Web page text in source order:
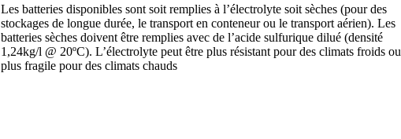
Les batteries disponibles sont soit remplies à l’électrolyte soit sèches (pour des
stockages de longue durée, le transport en conteneur ou le transport aérien). Les
batteries sèches doivent être remplies avec de l’acide sulfurique dilué (densité
1,24kg/l @ 20ºC). L’électrolyte peut être plus résistant pour des climats froids ou
plus fragile pour des climats chauds